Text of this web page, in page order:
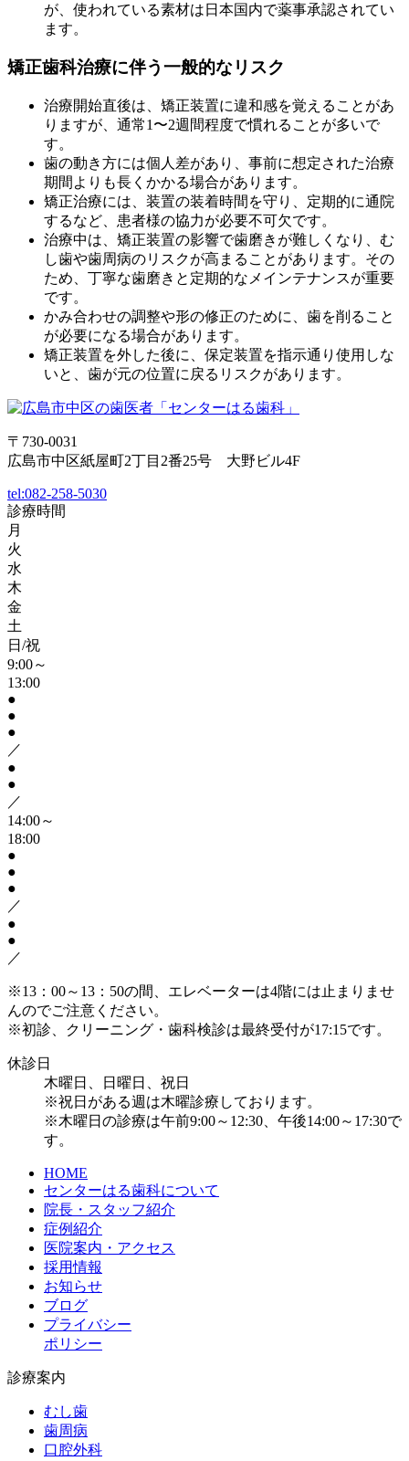
が、使われている素材は日本国内で薬事承認されてい
ます。
矯正歯科治療に伴う一般的なリスク
治療開始直後は、矯正装置に違和感を覚えることがあ
りますが、通常1〜2週間程度で慣れることが多いで
す。
歯の動き方には個人差があり、事前に想定された治療
期間よりも長くかかる場合があります。
矯正治療には、装置の装着時間を守り、定期的に通院
するなど、患者様の協力が必要不可欠です。
治療中は、矯正装置の影響で歯磨きが難しくなり、む
し歯や歯周病のリスクが高まることがあります。その
ため、丁寧な歯磨きと定期的なメインテナンスが重要
です。
かみ合わせの調整や形の修正のために、歯を削ること
が必要になる場合があります。
矯正装置を外した後に、保定装置を指示通り使用しな
いと、歯が元の位置に戻るリスクがあります。
〒730-0031
広島市中区紙屋町2丁目2番25号 大野ビル4F
tel:082-258-5030
診療時間
月
火
水
木
金
土
日/祝
9:00～
13:00
●
●
●
／
●
●
／
14:00～
18:00
●
●
●
／
●
●
／
※13：00～13：50の間、エレベーターは4階には止まりませ
んのでご注意ください。
※初診、クリーニング・歯科検診は最終受付が17:15です。
休診日
木曜日、日曜日、祝日
※祝日がある週は木曜診療しております。
※木曜日の診療は午前9:00～12:30、午後14:00～17:30で
す。
HOME
センターはる歯科について
院長・スタッフ紹介
症例紹介
医院案内・アクセス
採用情報
お知らせ
ブログ
プライバシー
ポリシー
診療案内
むし歯
歯周病
口腔外科